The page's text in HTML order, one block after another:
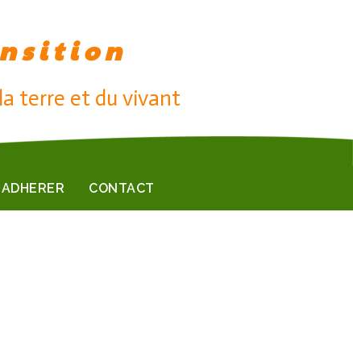
terre et du vivant
ADHERER CONTACT